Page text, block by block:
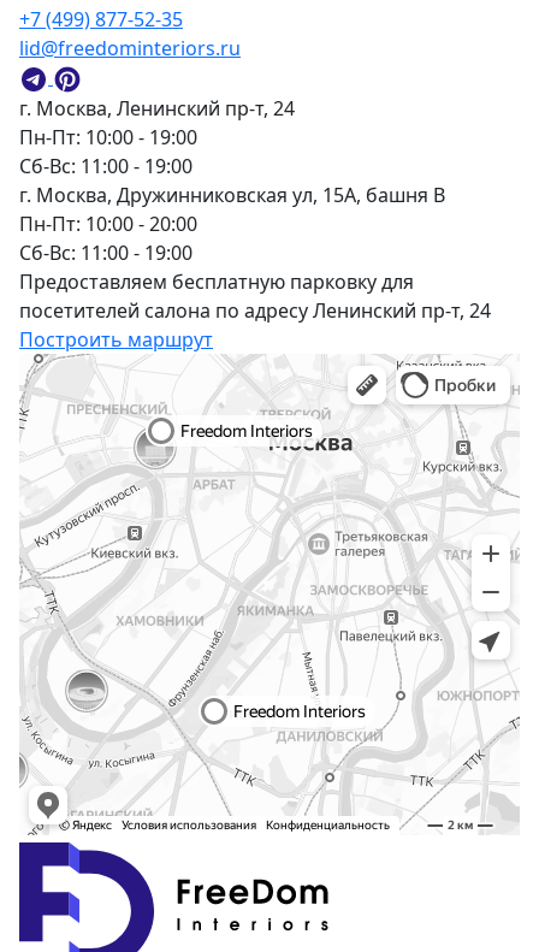
г. Москва, Ленинский пр-т, 24
Пн-Пт: 10:00 - 19:00
Сб-Вс: 11:00 - 19:00
г. Москва, Дружинниковская ул, 15А, башня В
Пн-Пт: 10:00 - 20:00
Сб-Вс: 11:00 - 19:00
Предоставляем бесплатную парковку для
посетителей салона по адресу Ленинский пр-т, 24
Построить маршрут
+7 (499) 877-52-35
lid@freedominteriors.ru